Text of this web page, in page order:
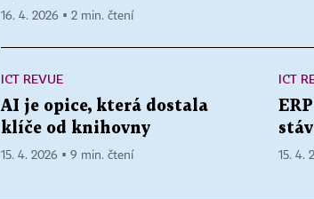
16. 4. 2026 ▪ 2 min. čtení
ICT REVUE
AI je opice, která dostala
klíče od knihovny
15. 4. 2026 ▪ 9 min. čtení
ICT
15. 4.